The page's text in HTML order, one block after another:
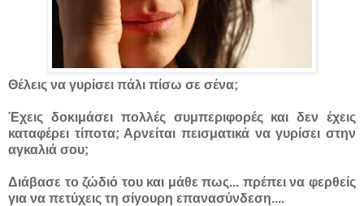
Θέλεις να γυρίσει πάλι πίσω σε σένα;
Έχεις δοκιμάσει πολλές συμπεριφορές και δεν έχεις
καταφέρει τίποτα; Αρνείται πεισματικά να γυρίσει στην
αγκαλιά σου;
Διάβασε το ζώδιό του και μάθε πως... πρέπει να φερθείς
για να πετύχεις τη σίγουρη επανασύνδεση....